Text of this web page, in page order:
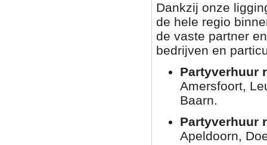
Dankzij onze
de hele regio
de vaste partner
bedrijven en
Partyverhuur
Amersfoort,
Baarn.
Partyverhuur
Apeldoorn,